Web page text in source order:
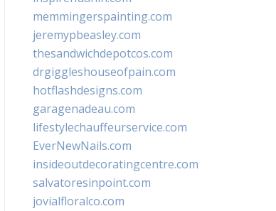
memmingerspainting.com
jeremypbeasley.com
thesandwichdepotcos.com
drgiggleshouseofpain.com
hotflashdesigns.com
garagenadeau.com
lifestylechauffeurservice.com
EverNewNails.com
insideoutdecoratingcentre.com
salvatoresinpoint.com
jovialfloralco.com